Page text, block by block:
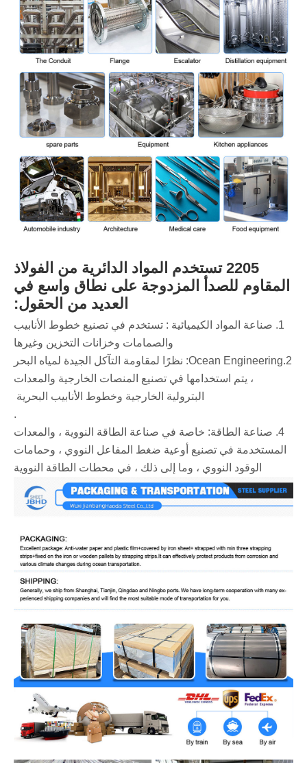
2205 تستخدم المواد الدائرية من الفولاذ
المقاوم للصدأ المزدوجة على نطاق واسع في
العديد من الحقول:
1. صناعة المواد الكيميائية ‌: تستخدم في تصنيع خطوط الأنابيب
والصمامات وخزانات التخزين وغيرها
‌2.Ocean Engineering: نظرًا لمقاومة التآكل الجيدة لمياه البحر
، يتم استخدامها في تصنيع المنصات الخارجية والمعدات
البترولية الخارجية وخطوط الأنابيب البحرية ‌
.
‌4. صناعة الطاقة: خاصة في صناعة الطاقة النووية ، والمعدات
المستخدمة في تصنيع أوعية ضغط المفاعل النووي ، وحمامات
الوقود النووي ، وما إلى ذلك ، في محطات الطاقة النووية